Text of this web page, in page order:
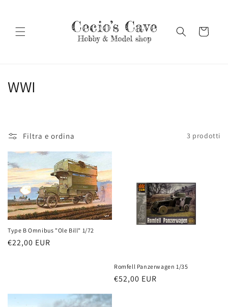
Carrello
C
e
z
i
o
n
WWI
Filtra e ordina 3 prodotti
Type B Omnibus "Ole Bill" 1/72
Prezzo
€22,00 EUR
Romfell Panzerwagen 1/35
Prezzo
€52,00 EUR